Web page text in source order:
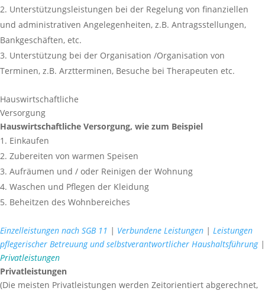
Unterstützungsleistungen bei der Regelung von finanziellen
und administrativen Angelegenheiten, z.B. Antragsstellungen,
Bankgeschäften, etc.
Unterstützung bei der Organisation /Organisation von
Terminen, z.B. Arztterminen, Besuche bei Therapeuten etc.
Hauswirtschaftliche
Versorgung
Hauswirtschaftliche Versorgung, wie zum Beispiel
Einkaufen
Zubereiten von warmen Speisen
Aufräumen und / oder Reinigen der Wohnung
Waschen und Pflegen der Kleidung
Beheitzen des Wohnbereiches
Einzelleistungen nach SGB 11 | Verbundene Leistungen | Leistungen
pflegerischer Betreuung und selbstverantwortlicher Haushaltsführung|
Privatleistungen
Privatleistungen
(Die meisten Privatleistungen werden Zeitorientiert abgerechnet,